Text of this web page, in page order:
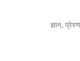
ज्ञान,